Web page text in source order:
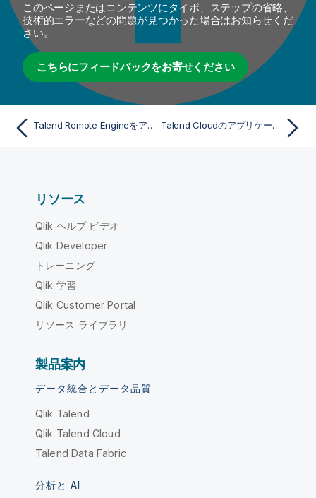
このページまたはコンテンツにタイポ、ステップの省略、
技術的エラーなどの問題が見つかった場合はお知らせくだ
さい。
こちらにフィードバックをお寄せください
Talend Remote Engineをアップグレード Talend Cloudのアプリケーションにアクセス
リソース
Qlik ヘルプ ビデオ
Qlik Developer
トレーニング
Qlik 学習
Qlik Customer Portal
リソース ライブラリ
製品案内
データ統合とデータ品質
Qlik Talend
Qlik Talend Cloud
Talend Data Fabric
分析と AI